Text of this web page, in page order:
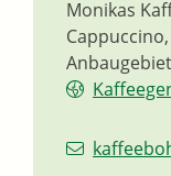
Monikas